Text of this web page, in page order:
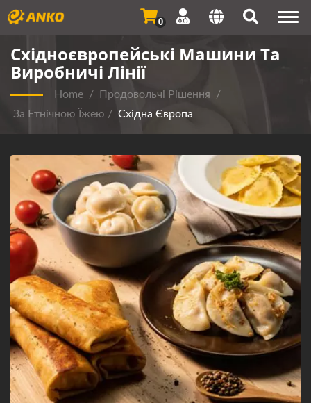
0
Східноєвропейські Машини Та
Виробничі Лінії
Home / Продовольчі Рішення
/
За Етнічною Їжею / Східна Європа